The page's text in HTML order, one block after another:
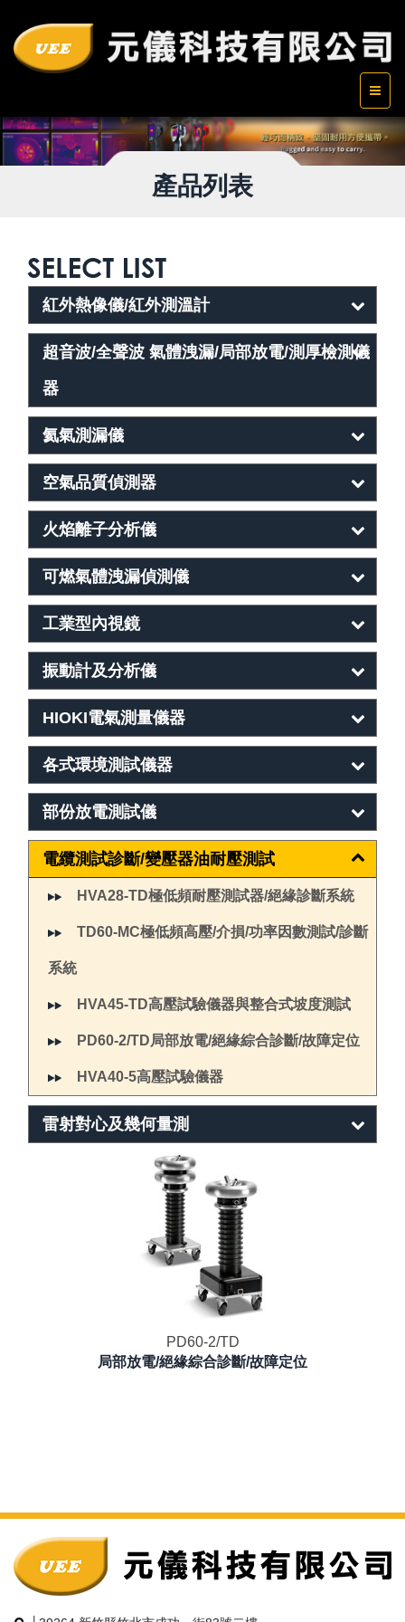
產品列表
紅外熱像儀/紅外測溫計
超音波/全聲波 氣體洩漏/局部放電/測厚檢測儀
器
氦氣測漏儀
空氣品質偵測器
火焰離子分析儀
可燃氣體洩漏偵測儀
工業型內視鏡
振動計及分析儀
HIOKI電氣測量儀器
各式環境測試儀器
部份放電測試儀
電纜測試診斷/變壓器油耐壓測試
HVA28-TD極低頻耐壓測試器/絕緣診斷系統
TD60-MC極低頻高壓/介損/功率因數測試/診斷
系統
HVA45-TD高壓試驗儀器與整合式坡度測試
PD60-2/TD局部放電/絕緣綜合診斷/故障定位
HVA40-5高壓試驗儀器
雷射對心及幾何量測
PD60-2/TD
局部放電/絕緣綜合診斷/故障定位